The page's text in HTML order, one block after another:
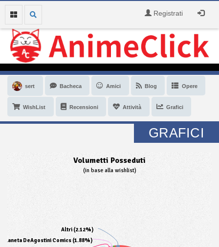
Registrati
sert Bacheca Amici Blog Opere
WishList Recensioni Attività Grafici
GRAFICI
Volumetti Posseduti
(in base alla wishlist)
Planeta DeAgostini Comics (1.88%)
Altri (2.12%)